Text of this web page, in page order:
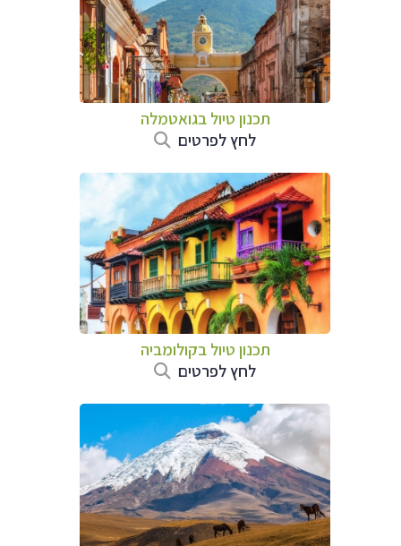
תכנון טיול בגואטמלה
לחץ לפרטים
תכנון טיול בקולומביה
לחץ לפרטים